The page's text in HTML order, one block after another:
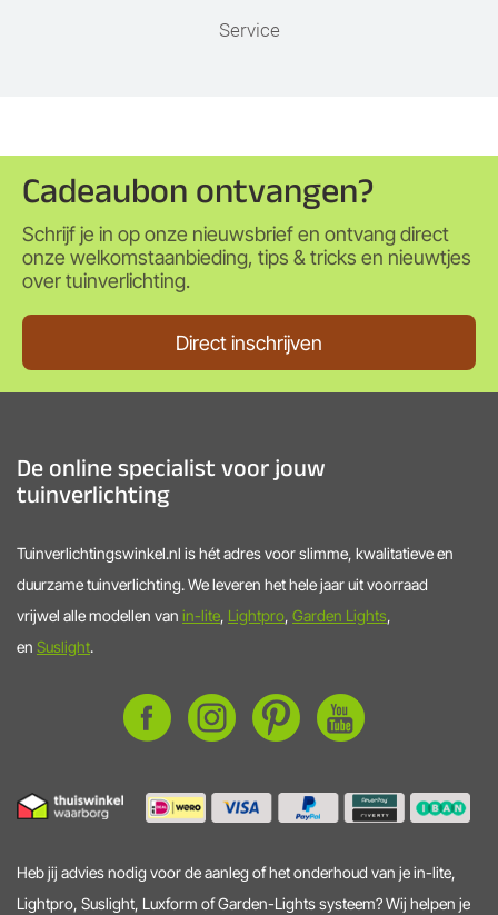
Service
Cadeaubon ontvangen?
Schrijf je in op onze nieuwsbrief en ontvang direct
onze welkomstaanbieding, tips & tricks en nieuwtjes
over tuinverlichting.
Direct inschrijven
De online specialist voor jouw
tuinverlichting
Tuinverlichtingswinkel.nl is hét adres voor slimme, kwalitatieve en
duurzame tuinverlichting. We leveren het hele jaar uit voorraad
vrijwel alle modellen van in-lite, Lightpro, Garden Lights,
en Suslight.
Heb jij advies nodig voor de aanleg of het onderhoud van je in-lite,
Lightpro, Suslight, Luxform of Garden-Lights systeem? Wij helpen je